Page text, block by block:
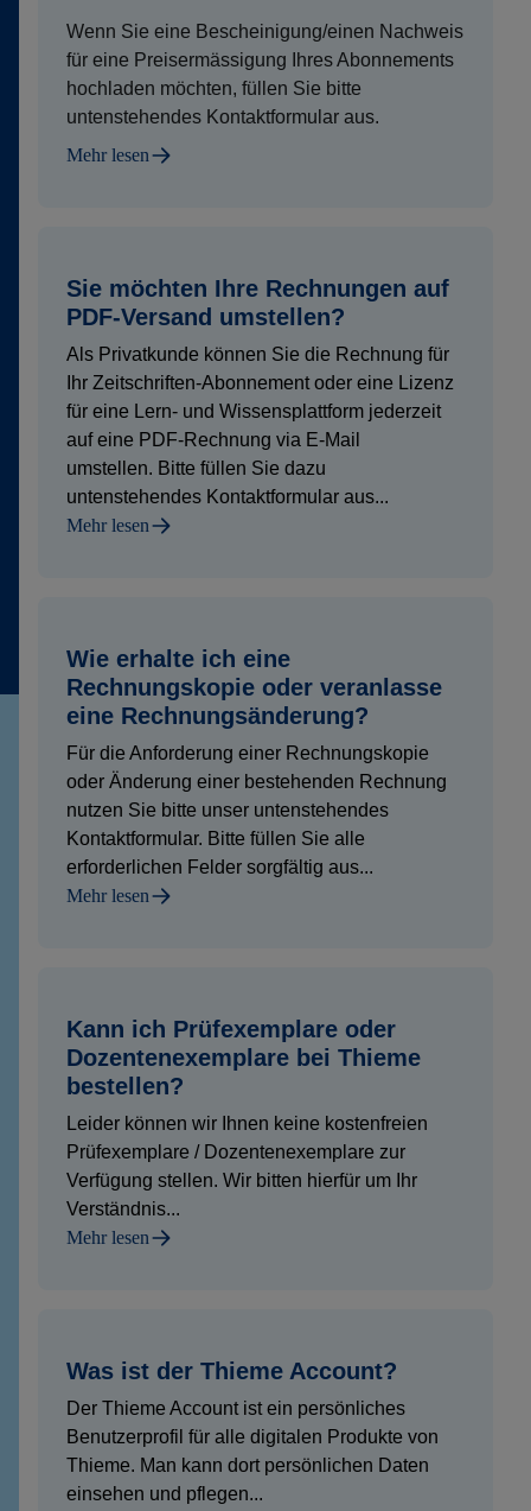
Wenn Sie eine Bescheinigung/einen Nachweis
für eine Preisermässigung Ihres Abonnements
hochladen möchten, füllen Sie bitte
untenstehendes Kontaktformular aus.
Mehr lesen
Sie möchten Ihre Rechnungen auf
PDF-Versand umstellen?
Als Privatkunde können Sie die Rechnung für
Ihr Zeitschriften-Abonnement oder eine Lizenz
für eine Lern- und Wissensplattform jederzeit
auf eine PDF-Rechnung via E-Mail
umstellen. Bitte füllen Sie dazu
untenstehendes Kontaktformular aus...
Mehr lesen
Wie erhalte ich eine
Rechnungskopie oder veranlasse
eine Rechnungsänderung?
Für die Anforderung einer Rechnungskopie
oder Änderung einer bestehenden Rechnung
nutzen Sie bitte unser untenstehendes
Kontaktformular. Bitte füllen Sie alle
erforderlichen Felder sorgfältig aus...
Mehr lesen
Kann ich Prüfexemplare oder
Dozentenexemplare bei Thieme
bestellen?
Leider können wir Ihnen keine kostenfreien
Prüfexemplare / Dozentenexemplare zur
Verfügung stellen. Wir bitten hierfür um Ihr
Verständnis...
Mehr lesen
Was ist der Thieme Account?
Der Thieme Account ist ein persönliches
Benutzerprofil für alle digitalen Produkte von
Thieme. Man kann dort persönlichen Daten
einsehen und pflegen...